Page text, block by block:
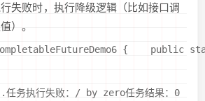
失败时，执行降级逻辑（比如接口调
）。
{    public
任务执行失败：/ by zero任务结果：0